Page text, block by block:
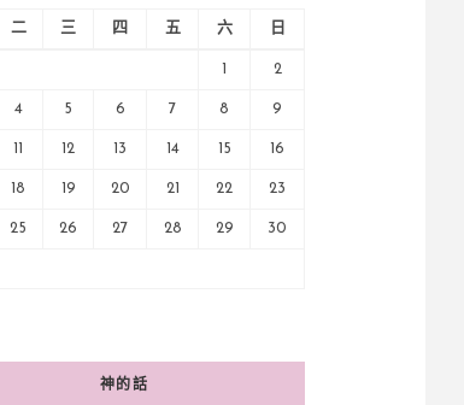
二 三 四 五 六 日
2
4 5 6 7 8 9
12 13 14 15 16
18 19 20 21 22 23
25 26 27 28 29 30
神的話